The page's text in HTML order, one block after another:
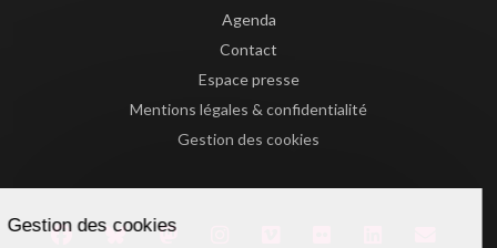
Agenda
Contact
Espace presse
Mentions légales & confidentialité
Gestion des cookies
Gestion des cookies